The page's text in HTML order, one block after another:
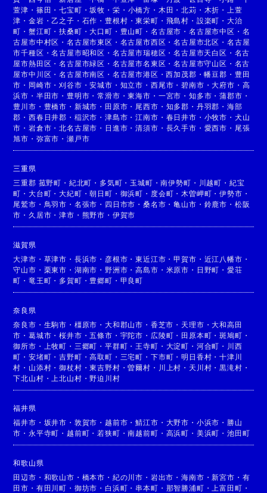
萱津 ・ 篠田 ・七宝町 ・坂牧 ・ 栄 ・ 小橋方 ・ 木田 ・北苅 ・ 木折 ・
上萱
津 ・金岩 ・乙之子 ・ 石作 ・ 豊根村 ・東栄町 ・ 飛島村 ・ 設楽町 ・ 大治
町 ・蟹江町 ・扶桑町 ・大口町 ・ 豊山町 ・ 名古屋市 ・ 名古屋市中区 ・ 名
古屋市中村区 ・名古屋市東区 ・ 名古屋市西区 ・名古屋市北区 ・ 名古屋
市千種区 ・名古屋市昭和区 ・ 名古屋市瑞穂区 ・名古屋市天白区 ・ 名古
屋市熱田区 ・名古屋市緑区 ・ 名古屋市名東区 ・名古屋市守山区 ・ 名古
屋市中川区 ・名古屋市南区 ・ 名古屋市港区 ・西加茂郡 ・幡豆郡 ・ 豊田
市 ・ 岡崎市 ・刈谷市 ・安城市 ・ 知立市 ・ 西尾市 ・碧南市 ・大府市 ・ 高
浜市 ・ 半田市 ・ 豊明市 ・常滑市 ・東海市 ・ 一宮市 ・ 知多市 ・蒲郡市 ・
豊川市 ・ 豊橋市 ・ 新城市 ・ 田原市 ・ 尾西市 ・ 知多郡 ・ 丹羽郡 ・ 海部
郡 ・西春日井郡 ・ 稲沢市 ・津島市 ・江南市 ・ 春日井市 ・ 小牧市 ・ 犬山
市 ・岩倉市 ・北名古屋市 ・ 日進市 ・清須市 ・ 長久手市 ・ 愛西市 ・ 尾張
旭市 ・ 弥富市 ・瀬戸市
三重県
三重郡 菰野町 ・ 紀北町 ・ 多気町 ・ 玉城町 ・南伊勢町 ・ 川越町 ・ 紀宝
町 ・大台町 ・大紀町 ・朝日町 ・ 御浜町 ・ 度会町 ・ 木曽岬町 ・伊勢市 ・
尾鷲市 ・ 鳥羽市 ・ 名張市 ・ 四日市市 ・桑名市 ・亀山市 ・ 鈴鹿市 ・ 松阪
市 ・ 久居市 ・津市 ・ 熊野市 ・ 伊賀市
滋賀県
大津市 ・ 草津市 ・ 長浜市 ・ 彦根市 ・東近江市 ・甲賀市 ・ 近江八幡市 ・
守山市 ・ 栗東市 ・ 湖南市 ・野洲市 ・高島市 ・ 米原市 ・ 日野町 ・ 愛荘
町 ・竜王町 ・ 多賀町 ・ 豊郷町 ・ 甲良町
奈良県
奈良市 ・ 生駒市 ・ 橿原市 ・大和郡山市 ・ 香芝市 ・ 天理市 ・大和高田
市 ・葛城市 ・桜井市 ・五條市 ・ 宇陀市 ・ 広陵町 ・ 田原本町 ・斑鳩町 ・
御所市 ・ 上牧町 ・ 三郷町 ・平群町 ・ 王寺町 ・ 大淀町 ・ 河合町 ・ 川西
町 ・安堵町 ・吉野町 ・高取町 ・ 三宅町 ・ 下市町 ・明日香村 ・十津川
村 ・ 山添村 ・御杖村 ・東吉野村 ・曽爾村 ・ 川上村 ・ 天川村 ・黒滝村 ・
下北山村 ・ 上北山村 ・野迫川村
福井県
福井市 ・ 坂井市 ・ 敦賀市 ・ 越前市 ・鯖江市 ・ 大野市 ・ 小浜市 ・ 勝山
市 ・永平寺町 ・ 越前町 ・若狭町 ・南越前町 ・ 高浜町 ・ 美浜町 ・ 池田町
和歌山県
田辺市 ・ 和歌山市 ・ 橋本市 ・ 紀の川市 ・ 岩出市 ・海南市 ・新宮市 ・ 有
田市 ・ 有田川町 ・ 御坊市 ・ 白浜町 ・ 串本町 ・ 那智勝浦町 ・ 上富田町 ・